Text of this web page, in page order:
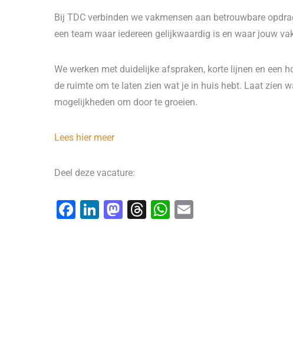
Bij TDC verbinden we vakmensen aan betrouwbare
een team waar iedereen gelijkwaardig is en waar jouw
We werken met duidelijke afspraken, korte lijnen en een
de ruimte om te laten zien wat je in huis hebt. Laat zien
mogelijkheden om door te groeien.
Lees hier meer
Deel deze vacature:
F
Li
M T
W